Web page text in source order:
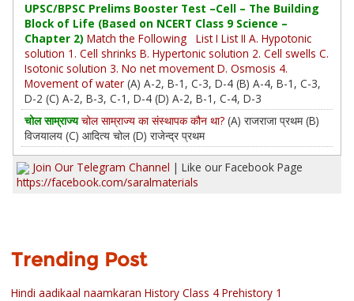
UPSC/BPSC Prelims Booster Test –Cell – The Building
Block of Life (Based on NCERT Class 9 Science –
Chapter 2) Match the Following List I List II A. Hypotonic
solution 1. Cell shrinks B. Hypertonic solution 2. Cell swells C.
Isotonic solution 3. No net movement D. Osmosis 4.
Movement of water (A) A-2, B-1, C-3, D-4 (B) A-4, B-1, C-3,
D-2 (C) A-2, B-3, C-1, D-4 (D) A-2, B-1, C-4, D-3
चोल साम्राज्यचोल साम्राज्य का संस्थापक कौन था? (A) राजराजा प्रथम (B)
विजयालय (C) आदित्य चोल (D) राजेन्द्र प्रथम
Join Our Telegram Channel | Like our Facebook Page
https://facebook.com/saralmaterials
Trending Post
Hindi aadikaal naamkaran History Class 4 Prehistory 1